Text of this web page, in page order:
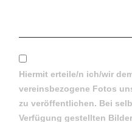
Hiermit erteile/n ich/wir
vereinsbezogene Fotos
zu veröffentlichen. Bei
Verfügung gestellten